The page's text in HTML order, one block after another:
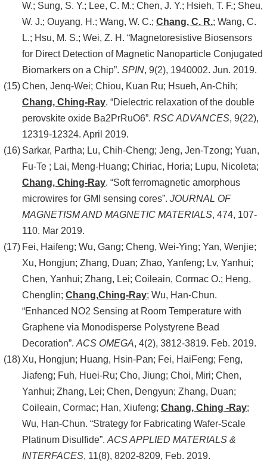
W.; Sung, S. Y.; Lee, C. M.; Chen, J. Y.; Hsieh, T. F.; Sheu,
W. J.; Ouyang, H.; Wang, W. C.; Chang, C. R.; Wang, C.
L.; Hsu, M. S.; Wei, Z. H. “Magnetoresistive Biosensors
for Direct Detection of Magnetic Nanoparticle Conjugated
Biomarkers on a Chip”. SPIN, 9(2), 1940002. Jun. 2019.
Chen, Jenq-Wei; Chiou, Kuan Ru; Hsueh, An-Chih;
Chang, Ching-Ray. “Dielectric relaxation of the double
perovskite oxide Ba2PrRuO6”. RSC ADVANCES, 9(22),
12319-12324. April 2019.
Sarkar, Partha; Lu, Chih-Cheng; Jeng, Jen-Tzong; Yuan,
Fu-Te ; Lai, Meng-Huang; Chiriac, Horia; Lupu, Nicoleta;
Chang, Ching-Ray. “Soft ferromagnetic amorphous
microwires for GMI sensing cores”. JOURNAL OF
MAGNETISM AND MAGNETIC MATERIALS, 474, 107-
110. Mar 2019.
Fei, Haifeng; Wu, Gang; Cheng, Wei-Ying; Yan, Wenjie;
Xu, Hongjun; Zhang, Duan; Zhao, Yanfeng; Lv, Yanhui;
Chen, Yanhui; Zhang, Lei; Coileain, Cormac O.; Heng,
Chenglin; Chang,Ching-Ray; Wu, Han-Chun.
“Enhanced NO2 Sensing at Room Temperature with
Graphene via Monodisperse Polystyrene Bead
Decoration”. ACS OMEGA, 4(2), 3812-3819. Feb. 2019.
Xu, Hongjun; Huang, Hsin-Pan; Fei, HaiFeng; Feng,
Jiafeng; Fuh, Huei-Ru; Cho, Jiung; Choi, Miri; Chen,
Yanhui; Zhang, Lei; Chen, Dengyun; Zhang, Duan;
Coileain, Cormac; Han, Xiufeng; Chang, Ching -Ray;
Wu, Han-Chun. “Strategy for Fabricating Wafer-Scale
Platinum Disulfide”. ACS APPLIED MATERIALS &
INTERFACES, 11(8), 8202-8209, Feb. 2019.